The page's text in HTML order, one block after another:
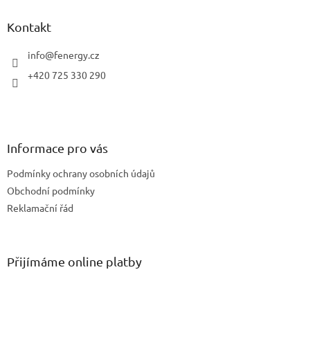
Kontakt
info@fenergy.cz
+420 725 330 290
Informace pro vás
Podmínky ochrany osobních údajů
Obchodní podmínky
Reklamační řád
Přijímáme online platby